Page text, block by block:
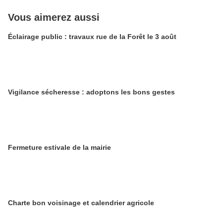
Vous aimerez aussi
Éclairage public : travaux rue de la Forêt le 3 août
Vigilance sécheresse : adoptons les bons gestes
​​​​​​​Fermeture estivale de la mairie
Charte bon voisinage et calendrier agricole